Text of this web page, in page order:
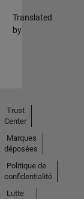
Translated
by
Trust
Center
Marques
déposées
Politique de
confidentialité
Lutte